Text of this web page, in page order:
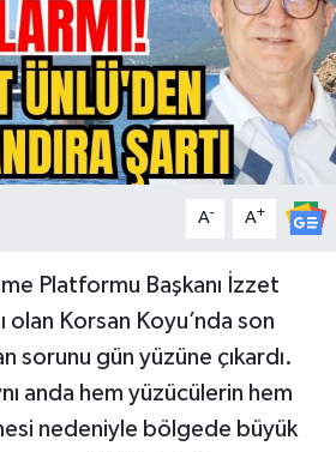
A- A+
Platformu Başkanı İzzet
olan Korsan Koyu’nda son
sorunu gün yüzüne çıkardı.
anda hem yüzücülerin hem
nedeniyle bölgede büyük